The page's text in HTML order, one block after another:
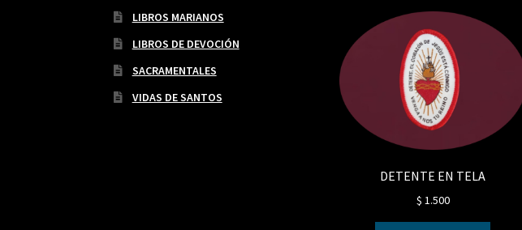
DETENTE EN TELA
$ 1.500
LIBROS MARIANOS
LIBROS DE DEVOCIÓN
SACRAMENTALES
VIDAS DE SANTOS